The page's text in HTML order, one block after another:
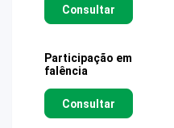
Consultar
Participação em
falência
Consultar